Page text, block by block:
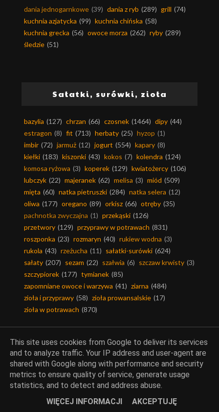
dania jednogarnkowe (39) dania z ryb (289) grill (74)
kuchnia azjatycka (99) kuchnia chińska (58)
kuchnia grecka (56) owoce morza (262) ryby (289)
śledzie (51)
Sałatki, surówki, zioła
bazylia (127) chrzan (66) czosnek (1464) dipy (44)
estragon (8) fit (713) herbaty (25) hyzop (1)
imbir (72) jarmuż (12) jogurt (554) kapary (8)
kiełki (183) kiszonki (43) kokos (7) kolendra (124)
komosa ryżowa (3) koperek (129) kwiatożercy (106)
lubczyk (22) majeranek (62) melisa (3) miód (509)
mięta (60) natka pietruszki (284) natka selera (12)
oliwa (177) oregano (89) orkisz (66) otręby (35)
pachnotka zwyczajna (1) przekąski (126)
przetwory (129) przyprawy w potrawach (831)
roszponka (23) rozmaryn (40) rukiew wodna (3)
rukola (43) rzeżucha (11) sałatki-surówki (624)
sałaty (207) sezam (22) szałwia (6) szczaw krwisty (3)
szczypiorek (177) tymianek (85)
zapomniane owoce i warzywa (41) ziarna (484)
zioła i przyprawy (58) zioła prowansalskie (17)
zioła w potrawach (870)
Chleby, pieczywo
bagietki (8) bezglutenowo (89) chleby i bułeczki
dodatki do wypieków (368) domowe pieczywo (786)
This site uses cookies from Google to deliver its services
and to analyze traffic. Your IP address and user-agent are
shared with Google along with performance and security
metrics to ensure quality of service, generate usage
statistics, and to detect and address abuse.
WIĘCEJ INFORMACJI
AKCEPTUJĘ